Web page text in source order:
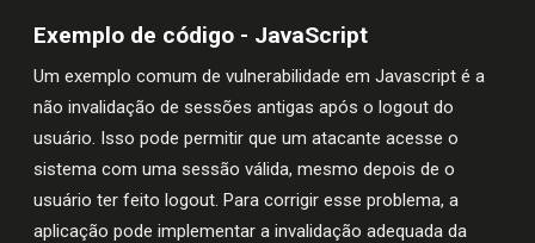
Exemplo de código - JavaScript
Um exemplo comum de vulnerabilidade em Javascript é a
não invalidação de sessões antigas após o logout do
usuário. Isso pode permitir que um atacante acesse o
sistema com uma sessão válida, mesmo depois de o
usuário ter feito logout. Para corrigir esse problema, a
aplicação pode implementar a invalidação adequada da